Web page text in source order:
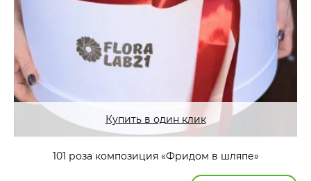
Купить в один клик
101 роза композиция «Фридом в шляпе»